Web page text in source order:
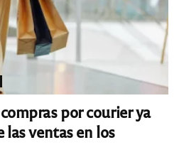
por courier ya
las ventas en los